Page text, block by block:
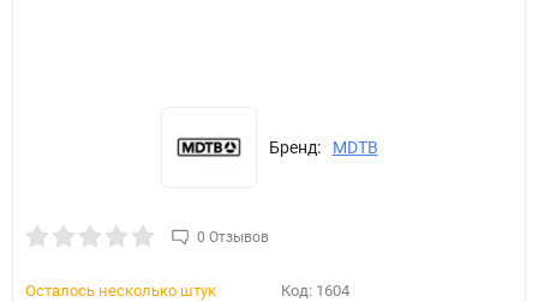
Бренд: MDTB
0 Отзывов
Осталось несколько штук Код: 1604